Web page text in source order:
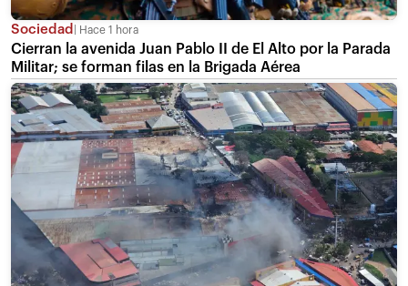
Sociedad Hace 1 hora
Cierran la avenida Juan Pablo II de El Alto por la Parada
Militar; se forman filas en la Brigada Aérea